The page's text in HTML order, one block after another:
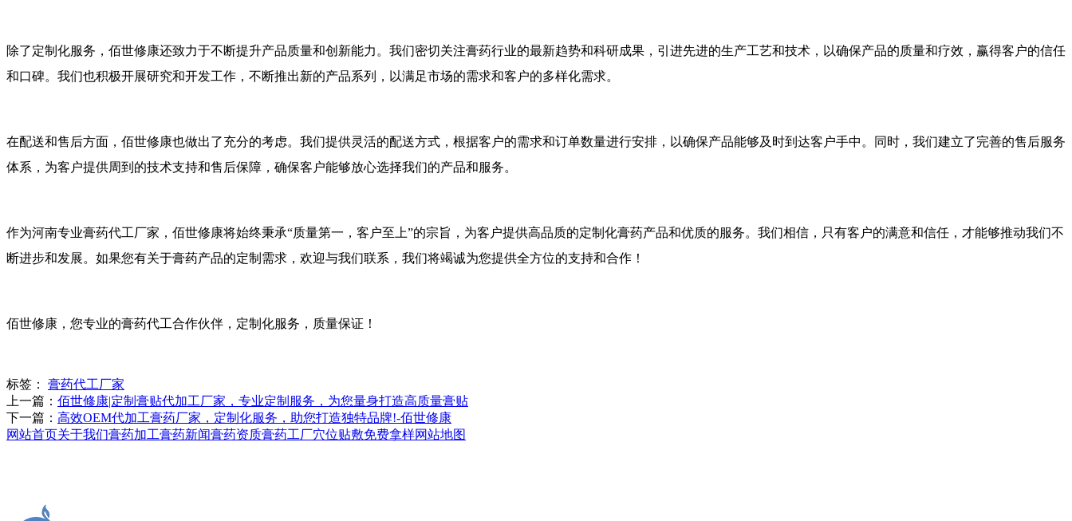
除了定制化服务，佰世修康还致力于不断提升产品质量和创新能力。我们密切关注膏药行业的最新趋势和科研成果，引进先进的生产工艺和技术，以确保产品的质量和疗效，赢得客户的信任
和口碑。我们也积极开展研究和开发工作，不断推出新的产品系列，以满足市场的需求和客户的多样化需求。
在配送和售后方面，佰世修康也做出了充分的考虑。我们提供灵活的配送方式，根据客户的需求和订单数量进行安排，以确保产品能够及时到达客户手中。同时，我们建立了完善的售后服务
体系，为客户提供周到的技术支持和售后保障，确保客户能够放心选择我们的产品和服务。
作为河南专业膏药代工厂家，佰世修康将始终秉承“质量第一，客户至上”的宗旨，为客户提供高品质的定制化膏药产品和优质的服务。我们相信，只有客户的满意和信任，才能够推动我们不
断进步和发展。如果您有关于膏药产品的定制需求，欢迎与我们联系，我们将竭诚为您提供全方位的支持和合作！
佰世修康，您专业的膏药代工合作伙伴，定制化服务，质量保证！
标签：
膏药代工厂家
上一篇： 佰世修康|定制膏贴代加工厂家，专业定制服务，为您量身打造高质量膏贴
下一篇： 高效OEM代加工膏药厂家，定制化服务，助您打造独特品牌!-佰世修康
网站首页关于我们膏药加工膏药新闻膏药资质膏药工厂穴位贴敷免费拿样网站地图